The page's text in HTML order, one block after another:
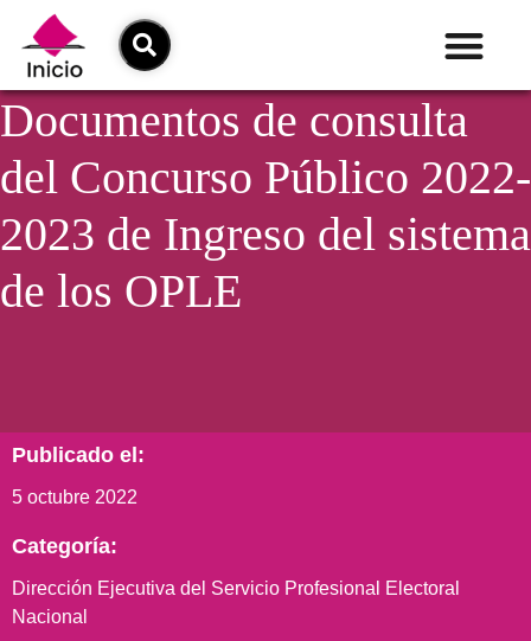
Documentos de consulta
del Concurso Público 2022-
2023 de Ingreso del sistema
de los OPLE
Publicado el:
5 octubre 2022
Categoría:
Dirección Ejecutiva del Servicio Profesional Electoral
Nacional